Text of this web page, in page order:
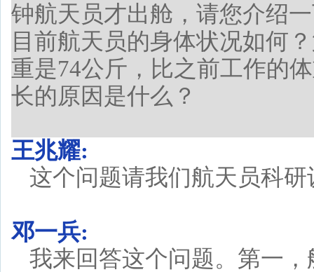
钟航天员才出舱，请您介绍
目前航天员的身体状况如何
重是74公斤，比之前工作的
长的原因是什么？
王兆耀:
这个问题请我们航天员科
邓一兵:
我来回答这个问题。第一